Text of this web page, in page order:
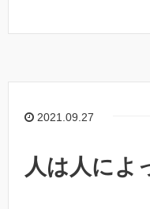
2021.09.27
人は人によ